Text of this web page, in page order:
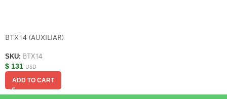
BTX14 (AUXILIAR)
SKU: BTX14
$ 131 USD
ADD TO CART